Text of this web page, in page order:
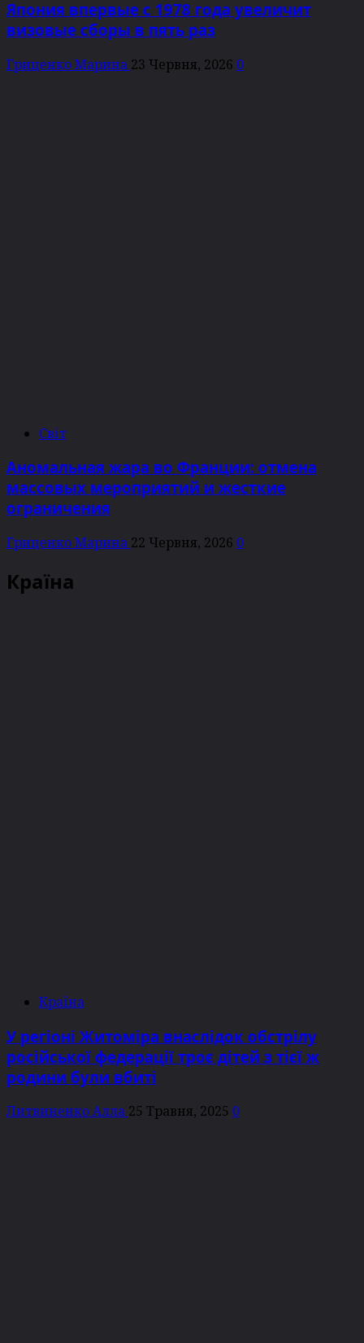
Япония впервые с 1978 года увеличит
визовые сборы в пять раз
Гриценко Марина 23 Червня, 2026 0
Світ
Аномальная жара во Франции: отмена
массовых мероприятий и жесткие
ограничения
Гриценко Марина 22 Червня, 2026 0
Країна
Країна
У регіоні Житоміра внаслідок обстрілу
російської федерації троє дітей з тієї ж
родини були вбиті
Литвиненко Алла 25 Травня, 2025 0